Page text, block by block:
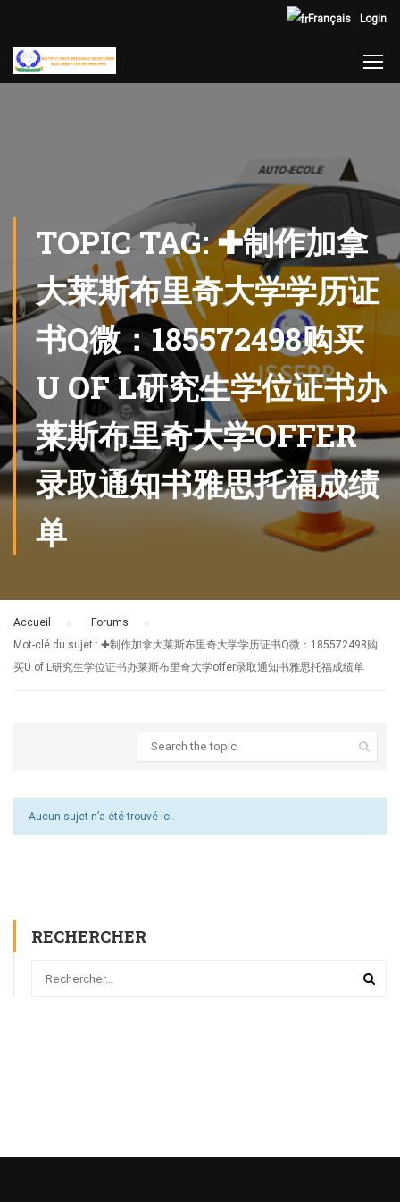
Login
Français
TOPIC TAG: ✚制作加拿
大莱斯布里奇大学学历证
书Q微：185572498购买
U OF L研究生学位证书办
莱斯布里奇大学OFFER
录取通知书雅思托福成绩
单
Accueil Forums
Mot-clé du sujet : ✚制作加拿大莱斯布里奇大学学历证书Q微：185572498购
买U of L研究生学位证书办莱斯布里奇大学offer录取通知书雅思托福成绩单
Aucun sujet n’a été trouvé ici.
RECHERCHER